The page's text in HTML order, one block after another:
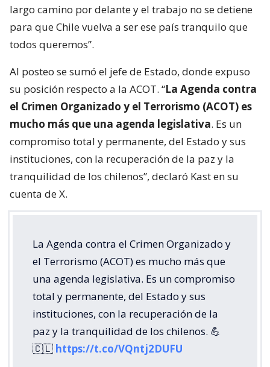
largo camino por delante y el trabajo no se detiene
para que Chile vuelva a ser ese país tranquilo que
todos queremos”.
Al posteo se sumó el jefe de Estado, donde expuso
su posición respecto a la ACOT. “La Agenda contra
el Crimen Organizado y el Terrorismo (ACOT) es
mucho más que una agenda legislativa. Es un
compromiso total y permanente, del Estado y sus
instituciones, con la recuperación de la paz y la
tranquilidad de los chilenos”, declaró Kast en su
cuenta de X.
La Agenda contra el Crimen Organizado y
el Terrorismo (ACOT) es mucho más que
una agenda legislativa. Es un compromiso
total y permanente, del Estado y sus
instituciones, con la recuperación de la
paz y la tranquilidad de los chilenos. 💪
🇨🇱 https://t.co/VQntj2DUFU